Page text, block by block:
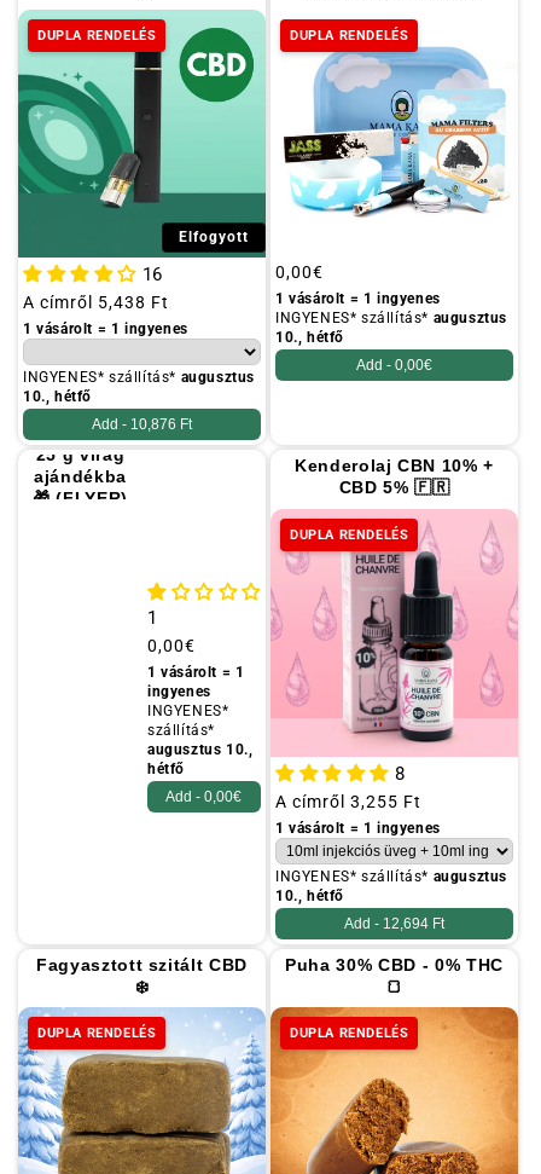
DUPLA RENDELÉS
Elfogyott
16
Szokásos
ár
A címről 5,438 Ft
1 vásárolt = 1 ingyenes
INGYENES* szállítás* augusztus
10., hétfő
Add - 10,876 Ft
DUPLA RENDELÉS
Szokásos
ár
0,00€
1 vásárolt = 1 ingyenes
INGYENES* szállítás* augusztus
10., hétfő
Add - 0,00€
25 g virág
ajándékba
🎁 (FLYER)
1
Szokásos
ár
0,00€
1 vásárolt = 1
ingyenes
INGYENES*
szállítás*
augusztus 10.,
hétfő
Add -0,00€
Kenderolaj CBN 10% +
CBD 5% 🇫🇷
DUPLA RENDELÉS
8
Szokásos
ár
A címről 3,255 Ft
1 vásárolt = 1 ingyenes
INGYENES* szállítás* augusztus
10., hétfő
Add - 12,694 Ft
Fagyasztott szitált CBD
❄️
DUPLA RENDELÉS
Puha 30% CBD - 0% THC
🍞
DUPLA RENDELÉS